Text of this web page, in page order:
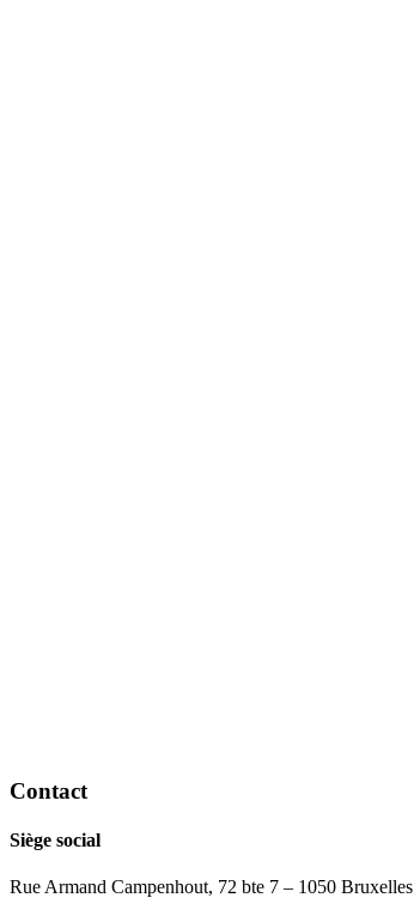
Contact
Siège social
Rue Armand Campenhout, 72 bte 7 – 1050 Bruxelles